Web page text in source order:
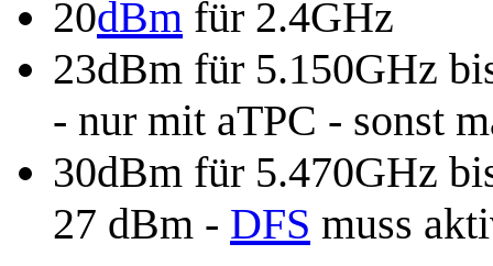
20dBm für 2.4GHz
23dBm für 5.150GHz
- nur mit aTPC - sonst
30dBm für 5.470GHz
27 dBm - DFS muss